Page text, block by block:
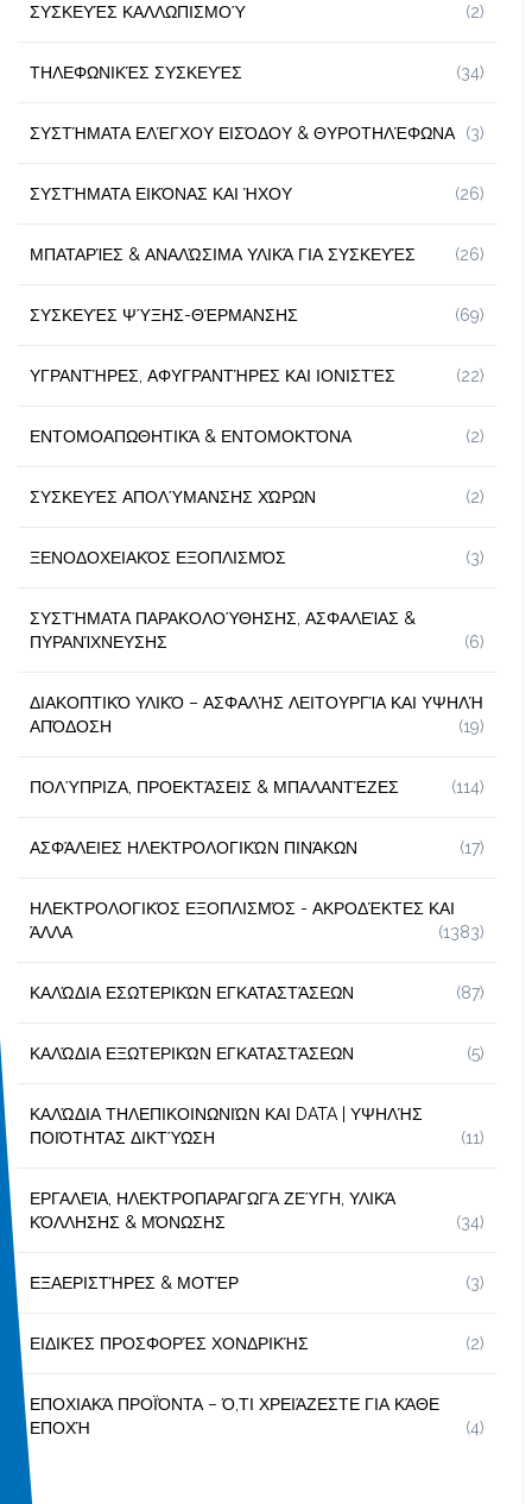
ΣΥΣΚΕΥΈΣ ΚΑΛΛΩΠΙΣΜΟΎ (2)
ΤΗΛΕΦΩΝΙΚΈΣ ΣΥΣΚΕΥΈΣ (34)
ΣΥΣΤΉΜΑΤΑ ΕΛΈΓΧΟΥ ΕΙΣΌΔΟΥ & ΘΥΡΟΤΗΛΈΦΩΝΑ (3)
ΣΥΣΤΉΜΑΤΑ ΕΙΚΌΝΑΣ ΚΑΙ ΉΧΟΥ (26)
ΜΠΑΤΑΡΊΕΣ & ΑΝΑΛΏΣΙΜΑ ΥΛΙΚΆ ΓΙΑ ΣΥΣΚΕΥΈΣ (26)
ΣΥΣΚΕΥΈΣ ΨΎΞΗΣ-ΘΈΡΜΑΝΣΗΣ (69)
ΥΓΡΑΝΤΉΡΕΣ, ΑΦΥΓΡΑΝΤΉΡΕΣ ΚΑΙ ΙΟΝΙΣΤΈΣ (22)
ΕΝΤΟΜΟΑΠΩΘΗΤΙΚΆ & ΕΝΤΟΜΟΚΤΌΝΑ (2)
ΣΥΣΚΕΥΈΣ ΑΠΟΛΎΜΑΝΣΗΣ ΧΏΡΩΝ (2)
ΞΕΝΟΔΟΧΕΙΑΚΌΣ ΕΞΟΠΛΙΣΜΌΣ (3)
ΣΥΣΤΉΜΑΤΑ ΠΑΡΑΚΟΛΟΎΘΗΣΗΣ, ΑΣΦΑΛΕΊΑΣ &
ΠΥΡΑΝΊΧΝΕΥΣΗΣ
(6)
ΔΙΑΚΟΠΤΙΚΌ ΥΛΙΚΌ – ΑΣΦΑΛΉΣ ΛΕΙΤΟΥΡΓΊΑ ΚΑΙ ΥΨΗΛΉ
ΑΠΌΔΟΣΗ
(19)
ΠΟΛΎΠΡΙΖΑ, ΠΡΟΕΚΤΆΣΕΙΣ & ΜΠΑΛΑΝΤΈΖΕΣ (114)
ΑΣΦΆΛΕΙΕΣ ΗΛΕΚΤΡΟΛΟΓΙΚΏΝ ΠΙΝΆΚΩΝ (17)
ΗΛΕΚΤΡΟΛΟΓΙΚΌΣ ΕΞΟΠΛΙΣΜΌΣ - ΑΚΡΟΔΈΚΤΕΣ ΚΑΙ
ΆΛΛΑ
(1383)
ΚΑΛΏΔΙΑ ΕΣΩΤΕΡΙΚΏΝ ΕΓΚΑΤΑΣΤΆΣΕΩΝ (87)
ΚΑΛΏΔΙΑ ΕΞΩΤΕΡΙΚΏΝ ΕΓΚΑΤΑΣΤΆΣΕΩΝ (5)
ΚΑΛΏΔΙΑ ΤΗΛΕΠΙΚΟΙΝΩΝΙΏΝ ΚΑΙ DATA | ΥΨΗΛΉΣ
ΠΟΙΌΤΗΤΑΣ ΔΙΚΤΎΩΣΗ
(11)
ΕΡΓΑΛΕΊΑ, ΗΛΕΚΤΡΟΠΑΡΑΓΩΓΆ ΖΕΎΓΗ, ΥΛΙΚΆ
ΚΌΛΛΗΣΗΣ & ΜΌΝΩΣΗΣ
(34)
ΕΞΑΕΡΙΣΤΉΡΕΣ & ΜΟΤΈΡ (3)
ΕΙΔΙΚΈΣ ΠΡΟΣΦΟΡΈΣ ΧΟΝΔΡΙΚΉΣ (2)
ΕΠΟΧΙΑΚΆ ΠΡΟΪΌΝΤΑ – Ό,ΤΙ ΧΡΕΙΆΖΕΣΤΕ ΓΙΑ ΚΆΘΕ
ΕΠΟΧΉ
(4)